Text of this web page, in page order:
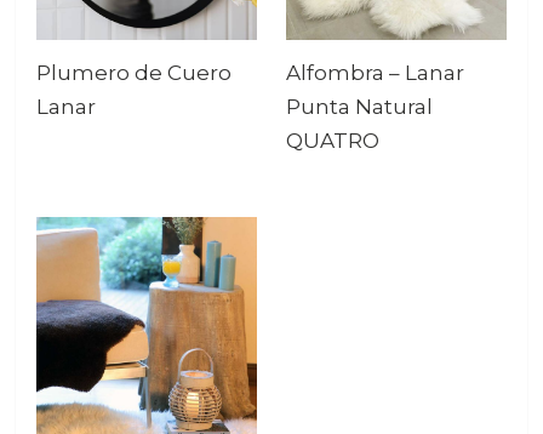
Plumero de Cuero
Lanar
Alfombra – Lanar
Punta Natural
QUATRO